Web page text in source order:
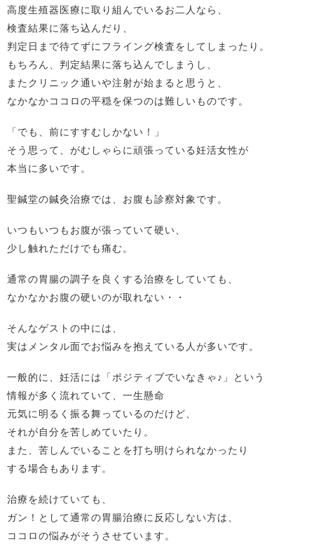
高度生殖器医療に取り組んでいるお二人なら、
検査結果に落ち込んだり、
判定日まで待てずにフライング検査をしてしまったり。
もちろん、判定結果に落ち込んでしまうし、
またクリニック通いや注射が始まると思うと、
なかなかココロの平穏を保つのは難しいものです。
「でも、前にすすむしかない！」
そう思って、がむしゃらに頑張っている妊活女性が
本当に多いです。
聖鍼堂の鍼灸治療では、お腹も診察対象です。
いつもいつもお腹が張っていて硬い、
少し触れただけでも痛む。
通常の胃腸の調子を良くする治療をしていても、
なかなかお腹の硬いのが取れない・・
そんなゲストの中には、
実はメンタル面でお悩みを抱えている人が多いです。
一般的に、妊活には「ポジティブでいなきゃ♪」という
情報が多く流れていて、一生懸命
元気に明るく振る舞っているのだけど、
それが自分を苦しめていたり。
また、苦しんでいることを打ち明けられなかったり
する場合もあります。
治療を続けていても、
ガン！として通常の胃腸治療に反応しない方は、
ココロの悩みがそうさせています。